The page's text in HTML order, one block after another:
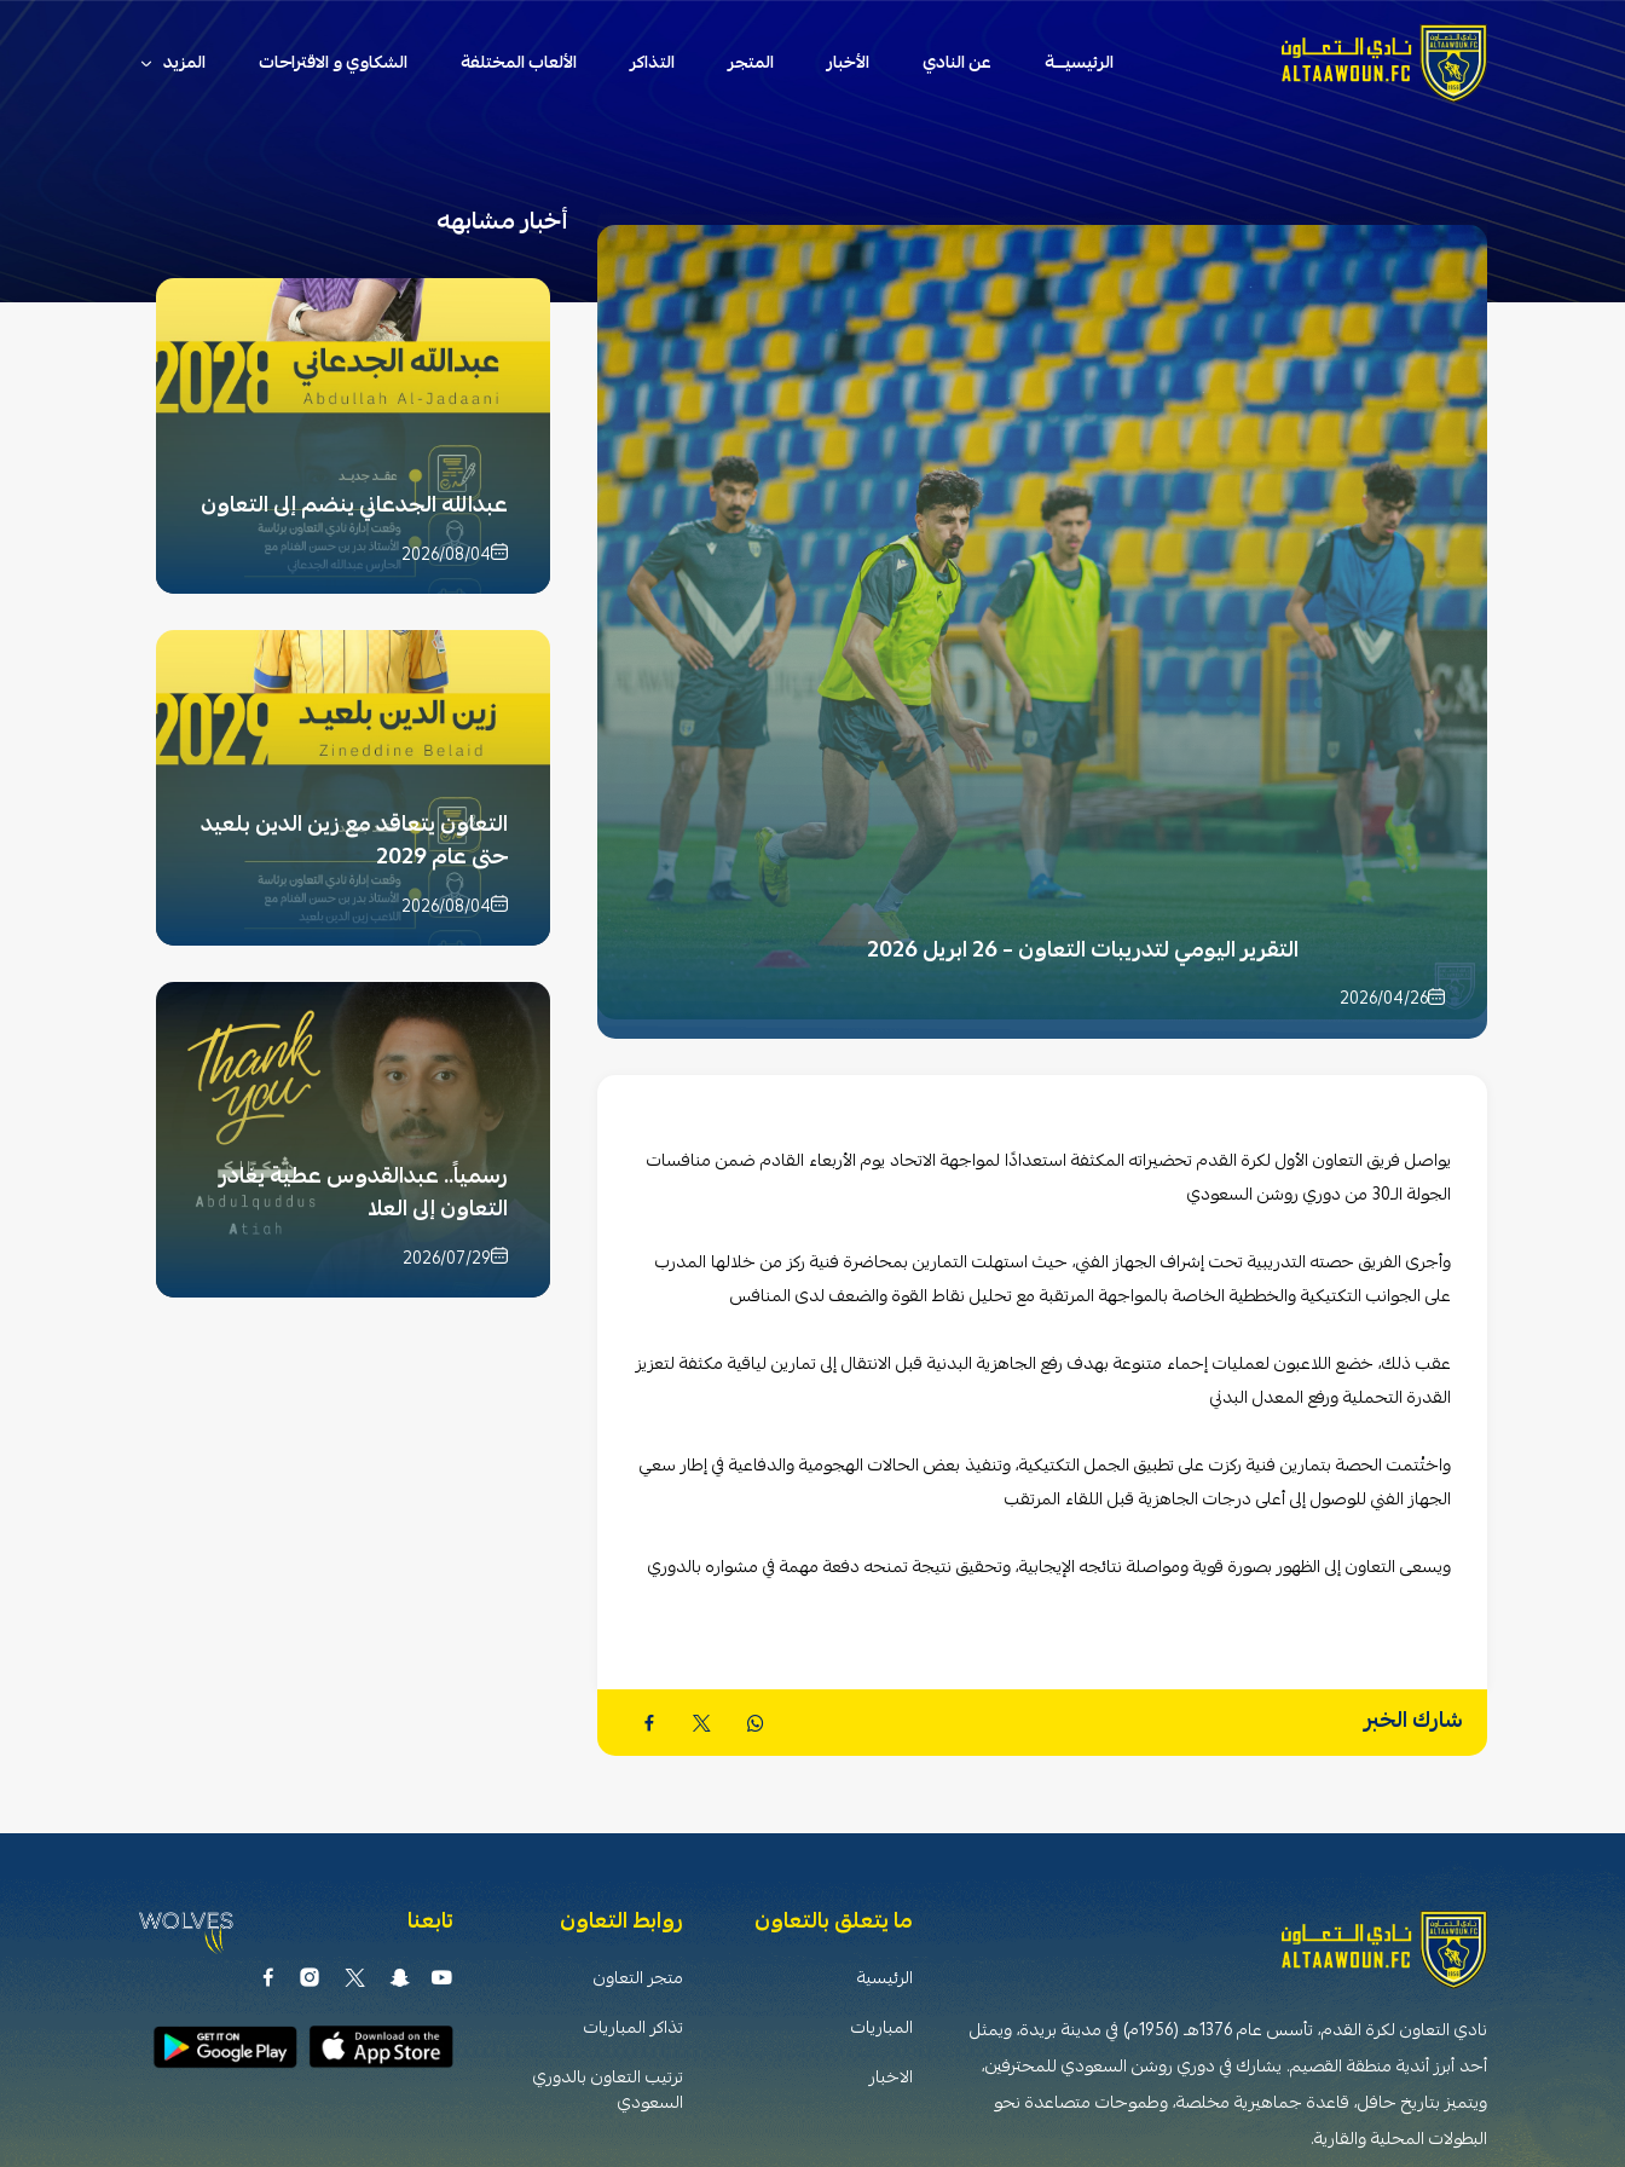
الرئيسيـــة عن النادي الأخبار المتجر التذاكر الألعاب المختلفة الشكاوي و الاقتراحات المزيد
التقرير اليومي لتدريبات التعاون – 26 ابريل 2026
2026/04/26
يواصل فريق التعاون الأول لكرة القدم تحضيراته المكثفة استعدادًا لمواجهة الاتحاد يوم الأربعاء القادم ضمن منافسات
الجولة الـ30 من دوري روشن السعودي
وأجرى الفريق حصته التدريبية تحت إشراف الجهاز الفني، حيث استهلت التمارين بمحاضرة فنية ركز من خلالها المدرب
على الجوانب التكتيكية والخططية الخاصة بالمواجهة المرتقبة مع تحليل نقاط القوة والضعف لدى المنافس
عقب ذلك، خضع اللاعبون لعمليات إحماء متنوعة بهدف رفع الجاهزية البدنية قبل الانتقال إلى تمارين لياقية مكثفة لتعزيز
القدرة التحملية ورفع المعدل البدني
واختُتمت الحصة بتمارين فنية ركزت على تطبيق الجمل التكتيكية، وتنفيذ بعض الحالات الهجومية والدفاعية في إطار سعي
الجهاز الفني للوصول إلى أعلى درجات الجاهزية قبل اللقاء المرتقب
ويسعى التعاون إلى الظهور بصورة قوية ومواصلة نتائجه الإيجابية، وتحقيق نتيجة تمنحه دفعة مهمة في مشواره بالدوري
شارك الخبر
أخبار مشابهه
عبدالله الجدعاني ينضم إلى التعاون
2026/08/04
التعاون يتعاقد مع زين الدين بلعيد
حتى عام 2029
2026/08/04
رسمياً.. عبدالقدوس عطية يغادر
التعاون إلى العلا
2026/07/29
نادي التعاون لكرة القدم، تأسس عام 1376هـ (1956م) في مدينة بريدة، ويمثل
أحد أبرز أندية منطقة القصيم. يشارك في دوري روشن السعودي للمحترفين،
ويتميز بتاريخ حافل، قاعدة جماهيرية مخلصة، وطموحات متصاعدة نحو
البطولات المحلية والقارية.
ما يتعلق بالتعاون
الرئيسية
المباريات
الاخبار
روابط التعاون
متجر التعاون
تذاكر المباريات
ترتيب التعاون بالدوري
السعودي
تابعنا